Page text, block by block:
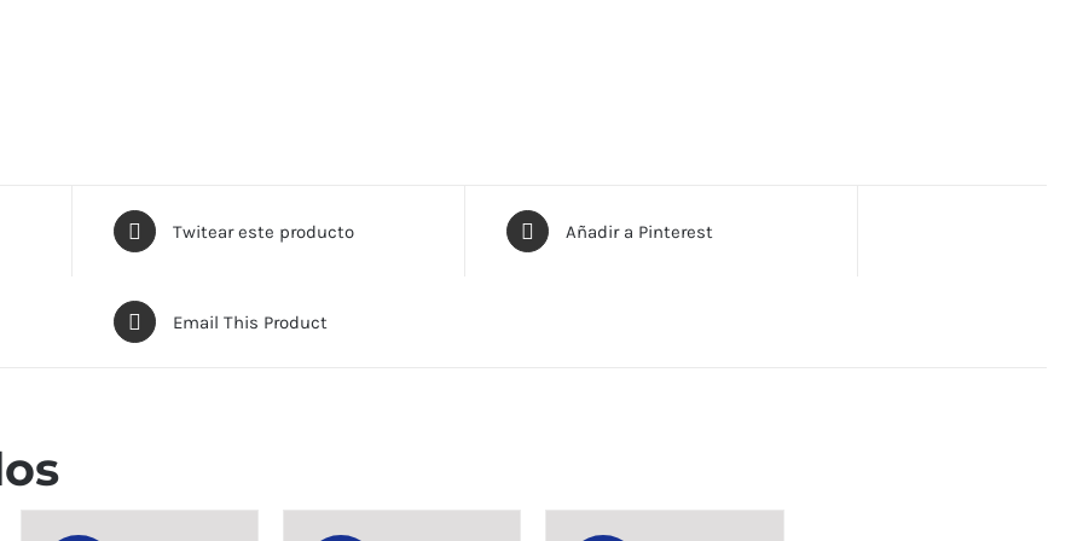
Twitear este producto Añadir a Pinterest
Email This Product